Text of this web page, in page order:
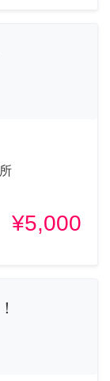
¥5,000